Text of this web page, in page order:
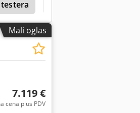
je
•
rezanja. •
sa
450 × 4,4 ×
u
levi
količina
u
Mali oglas
7.119 €
cena plus PDV